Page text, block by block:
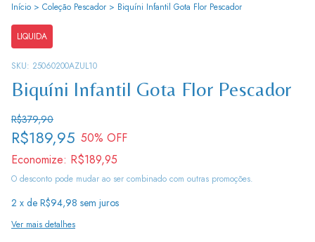
Início > Coleção Pescador > Biquíni Infantil Gota Flor Pescador
LIQUIDA
SKU: 25060200AZUL10
Biquíni Infantil Gota Flor Pescador
R$379,90
R$189,95 50% OFF
Economize: R$189,95
O desconto pode mudar ao ser combinado com outras promoções.
2 x de R$94,98 sem juros
Ver mais detalhes